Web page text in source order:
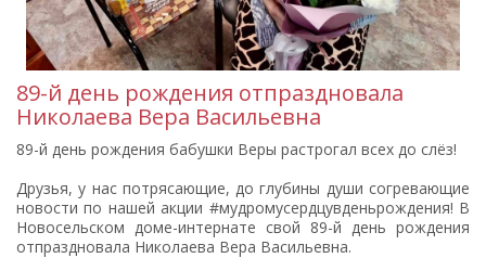
89-й день рождения отпраздновала
Николаева Вера Васильевна
89-й день рождения бабушки Веры растрогал всех до слёз!
Друзья, у нас потрясающие, до глубины души согревающие
новости по нашей акции #мудромусердцувденьрождения! В
Новосельском доме-интернате свой 89-й день рождения
отпраздновала Николаева Вера Васильевна.